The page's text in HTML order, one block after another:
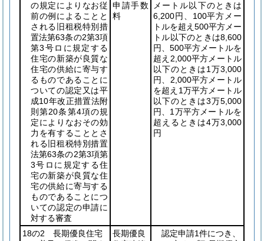
の規定によりなお従
前の例によることと
される旧租税特別措
置法第63条の2第3項
第3号ロに規定する
住宅の新築が良質な
住宅の供給に寄与す
るものであることに
ついての認定又は平
成10年改正措置法附
則第20条第4項の規
定によりなおその効
力を有することとさ
れる旧租税特別措置
法第63条の2第3項第
3号ロに規定する住
宅の新築が良質な住
宅の供給に寄与する
ものであることにつ
いての認定の申請に
対する審査
申請手数
料
メートル以下のときは
6,200円、100平方メー
トルを超え500平方メー
トル以下のときは8,600
円、500平方メートルを
超え2,000平方メートル
以下のときは1万3,000
円、2,000平方メートル
を超え1万平方メートル
以下のときは3万5,000
円、1万平方メートルを
超えるときは4万3,000
円
18の2 長期優良住宅
長期優良
認定申請1件につき、